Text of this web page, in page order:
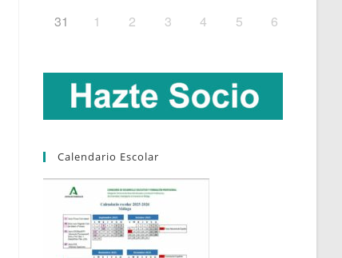
31
1 2 3 4 5 6
Calendario Escolar